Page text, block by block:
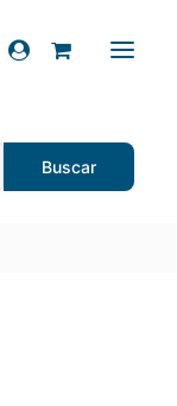
»